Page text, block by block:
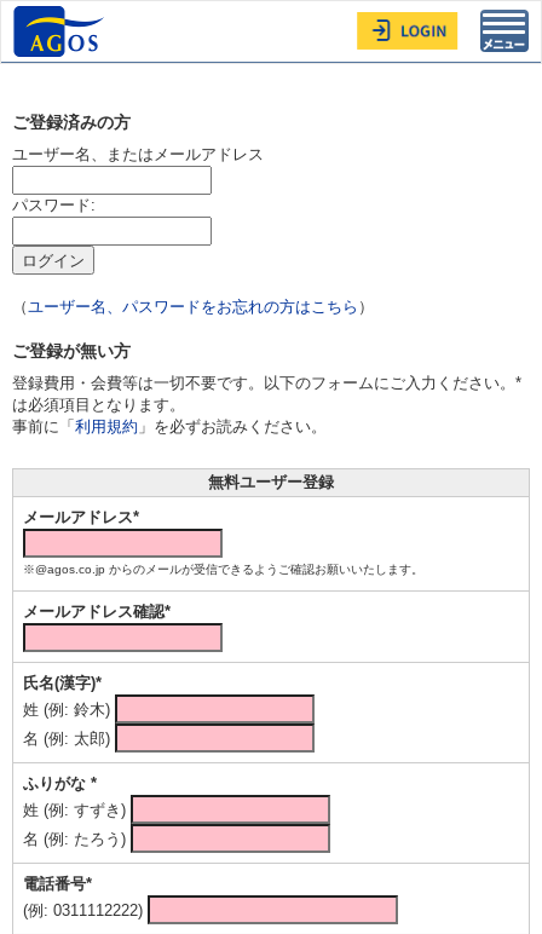
ご登録済みの方
ユーザー名、またはメールアドレス
パスワード:
（ユーザー名、パスワードをお忘れの方はこちら ）
ご登録が無い方
登録費用・会費等は一切不要です。以下のフォームにご入力ください。*
は必須項目となります。
事前に「 利用規約 」を必ずお読みください。
無料ユーザー登録
メールアドレス*
※@agos.co.jp からのメールが受信できるようご確認お願いいたします。
メールアドレス確認*
氏名(漢字)*
姓 (例: 鈴木)
名 (例: 太郎)
ふりがな *
姓 (例: すずき)
名 (例: たろう)
電話番号*
(例: 0311112222)